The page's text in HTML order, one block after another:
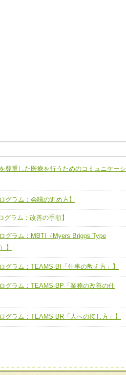
・向上
上させ、新たな可能性を広げる
ム・暴力対応支援チーム】
スパートチーム】
ロセス改善チーム】
ム】
チーム】
心となった患者のQOL向上チーム】
】
ポートチーム】
】
中心とした、患者満足度の高い臨床
尊重した医療を行うためのコミュニケーシ
グラム：会議の進め方】
グラム：改善の手順】
グラム：MBTI（Myers Briggs Type
】
グラム：TEAMS-BI「仕事の教え方」】
グラム：TEAMS-BP「業務の改善の仕
グラム：TEAMS-BR「人への接し方」】